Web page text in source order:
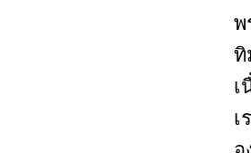
พ
ทิ
เ
เ